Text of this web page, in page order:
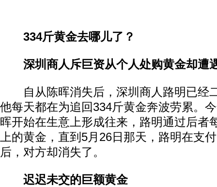
334斤黄金去哪儿了？
深圳商人斥巨资从个人处购黄金却遭
自从陈晖消失后，深圳商人路明已经
他每天都在为追回334斤黄金奔波劳累。
晖开始在生意上形成往来，路明通过后者
上的黄金，直到5月26日那天，路明在支
后，对方却消失了。
迟迟未交的巨额黄金